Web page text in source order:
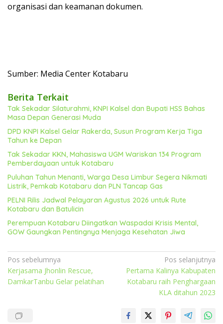
organisasi dan keamanan dokumen.
Sumber: Media Center Kotabaru
Berita Terkait
Tak Sekadar Silaturahmi, KNPI Kalsel dan Bupati HSS Bahas
Masa Depan Generasi Muda
DPD KNPI Kalsel Gelar Rakerda, Susun Program Kerja Tiga
Tahun ke Depan
Tak Sekadar KKN, Mahasiswa UGM Wariskan 134 Program
Pemberdayaan untuk Kotabaru
Puluhan Tahun Menanti, Warga Desa Limbur Segera Nikmati
Listrik, Pemkab Kotabaru dan PLN Tancap Gas
PELNI Rilis Jadwal Pelayaran Agustus 2026 untuk Rute
Kotabaru dan Batulicin
Perempuan Kotabaru Diingatkan Waspadai Krisis Mental,
GOW Gaungkan Pentingnya Menjaga Kesehatan Jiwa
Navigasi
pos
Pos sebelumnya
Kerjasama Jhonlin Rescue,
DamkarTanbu Gelar pelatihan
Pos selanjutnya
Pertama Kalinya Kabupaten
Kotabaru raih Penghargaan
KLA ditahun 2023